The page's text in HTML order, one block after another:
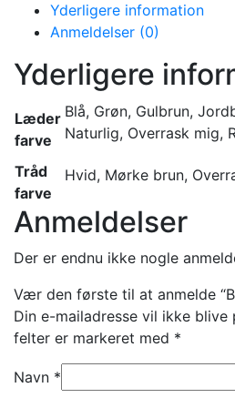
Yderligere information
Anmeldelser (0)
Yderligere
Læder
farve
Blå, Grøn, Gulbrun,
Naturlig, Overrask mig,
Tråd
farve
Hvid, Mørke brun,
Anmeldelser
Der er endnu ikke nogle
Vær den første til at anmelde
Din e-mailadresse vil ikke blive
felter er markeret med *
Navn *